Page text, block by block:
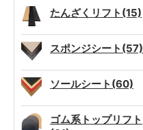
たんざくリフト(15)
スポンジシート(57)
ソールシート(60)
ゴム系トップリフト